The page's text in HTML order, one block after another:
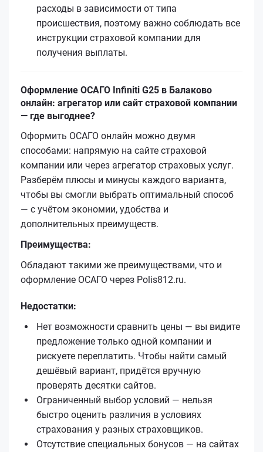
расходы в зависимости от типа
происшествия, поэтому важно соблюдать все
инструкции страховой компании для
получения выплаты.
Оформление ОСАГО Infiniti G25 в Балаково
онлайн: агрегатор или сайт страховой компании
— где выгоднее?
Оформить ОСАГО онлайн можно двумя
способами: напрямую на сайте страховой
компании или через агрегатор страховых услуг.
Разберём плюсы и минусы каждого варианта,
чтобы вы смогли выбрать оптимальный способ
— с учётом экономии, удобства и
дополнительных преимуществ.
Преимущества:
Обладают такими же преимуществами, что и
оформление ОСАГО через Polis812.ru.
Недостатки:
Нет возможности сравнить цены — вы видите
предложение только одной компании и
рискуете переплатить. Чтобы найти самый
дешёвый вариант, придётся вручную
проверять десятки сайтов.
Ограниченный выбор условий — нельзя
быстро оценить различия в условиях
страхования у разных страховщиков.
Отсутствие специальных бонусов — на сайтах